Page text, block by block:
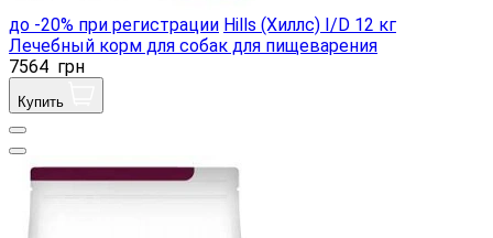
до -20% при регистрации Hills (Хиллс) I/D 12 кг
Лечебный корм для собак для пищеварения
7564 грн
Купить